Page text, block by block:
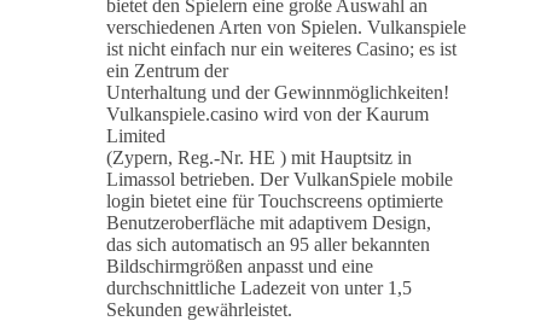
bietet den Spielern eine große Auswahl an
verschiedenen Arten von Spielen. Vulkanspiele
ist nicht einfach nur ein weiteres Casino; es ist
ein Zentrum der
Unterhaltung und der Gewinnmöglichkeiten!
Vulkanspiele.casino wird von der Kaurum
Limited
(Zypern, Reg.-Nr. HE ) mit Hauptsitz in
Limassol betrieben. Der VulkanSpiele mobile
login bietet eine für Touchscreens optimierte
Benutzeroberfläche mit adaptivem Design,
das sich automatisch an 95 aller bekannten
Bildschirmgrößen anpasst und eine
durchschnittliche Ladezeit von unter 1,5
Sekunden gewährleistet.